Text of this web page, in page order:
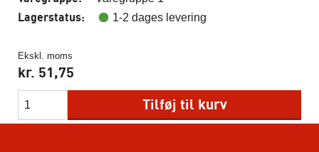
Lagerstatus: 1-2 dages levering
Ekskl. moms
kr. 51,75
Tilføj til kurv